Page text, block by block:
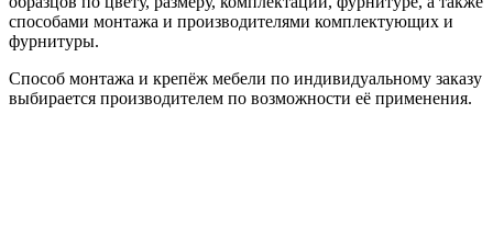
способами монтажа и производителями комплектующих и
фурнитуры.
Способ монтажа и крепёж мебели по индивидуальному заказу
выбирается производителем по возможности её применения.